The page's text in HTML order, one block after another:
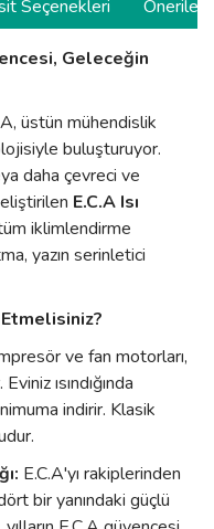
Seçenekleri
Geleceğin
üstün mühendislik
buluşturuyor.
daha çevreci ve
E.C.A Isı
iklimlendirme
yazın serinletici
Etmelisiniz?
ve fan motorları,
ısındığında
indirir. Klasik
E.C.A'yı rakiplerinden
bir yanındaki güçlü